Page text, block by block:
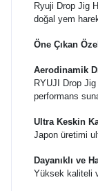
Ryuji Drop Jig
doğal yem
Öne Çıkan
Aerodinamik
RYUJI Drop
performans
Ultra Keskin
Japon üretimi
Dayanıklı ve
Yüksek kaliteli